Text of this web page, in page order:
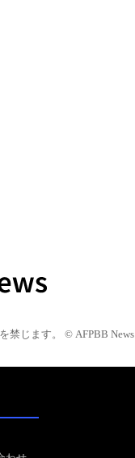
禁じます。 © AFPBB News